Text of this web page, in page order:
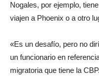
Nogales, por ejemplo,
viajen a Phoenix o a otro
«Es un desafío, pero no
un funcionario en
migratoria que tiene la CBP.